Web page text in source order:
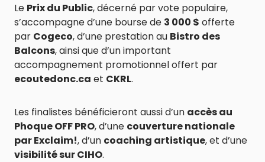
Le Prix du Public, décerné par vote populaire,
s’accompagne d’une bourse de 3 000 $ offerte
par Cogeco, d’une prestation au Bistro des
Balcons, ainsi que d’un important
accompagnement promotionnel offert par
ecoutedonc.ca et CKRL.
Les finalistes bénéficieront aussi d’un accès au
Phoque OFF PRO, d’une couverture nationale
par Exclaim!, d’un coaching artistique, et d’une
visibilité sur CIHO.